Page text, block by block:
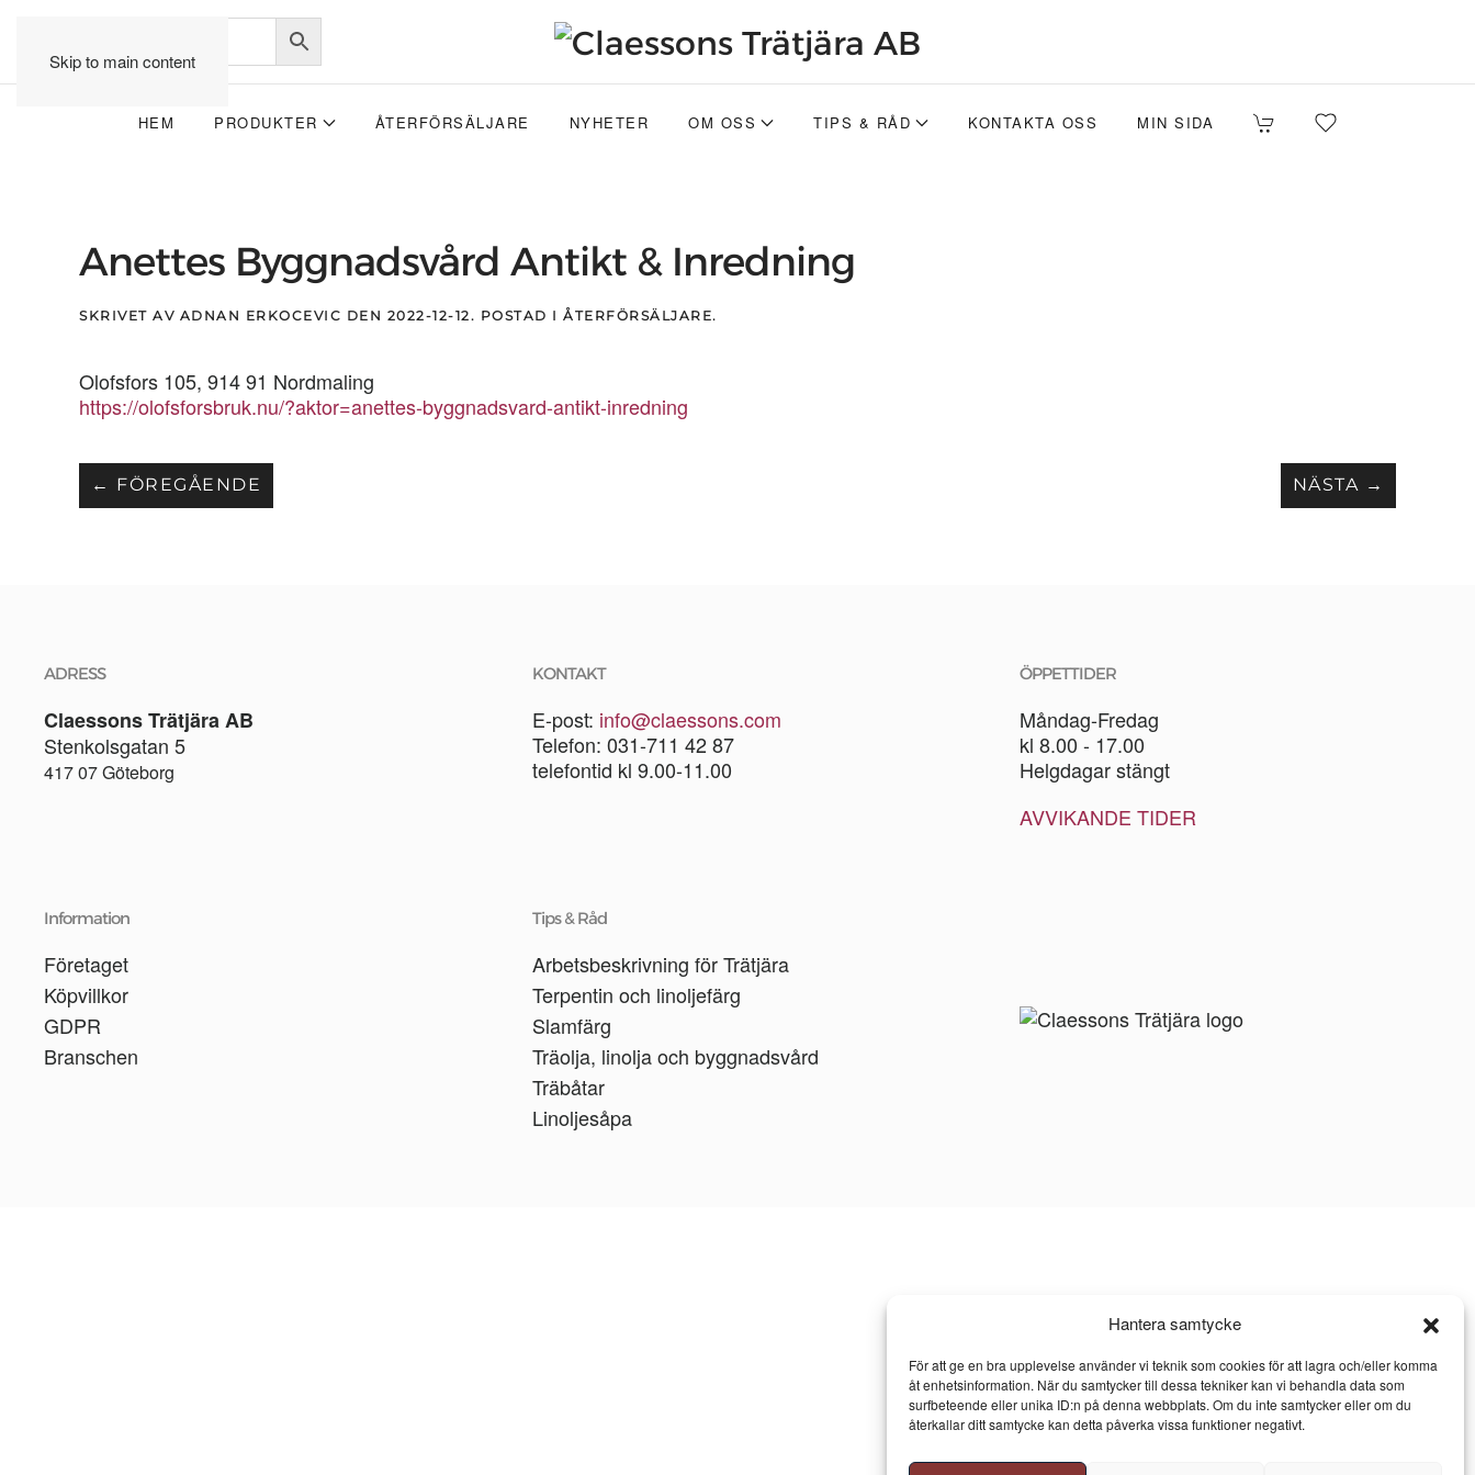
Hantera samtycke
För att ge en bra upplevelse använder vi teknik som cookies för att lagra och/eller komma
åt enhetsinformation. När du samtycker till dessa tekniker kan vi behandla data som
surfbeteende eller unika ID:n på denna webbplats. Om du inte samtycker eller om du
återkallar ditt samtycke kan detta påverka vissa funktioner negativt.
Skip to main content
HEM PRODUKTER ÅTERFÖRSÄLJARE NYHETER OM OSS TIPS & RÅD KONTAKTA OSS MIN SIDA
Anettes Byggnadsvård Antikt & Inredning
SKRIVET AV ADNAN ERKOCEVIC DEN 2022-12-12. POSTAD I ÅTERFÖRSÄLJARE.
Olofsfors 105, 914 91 Nordmaling
https://olofsforsbruk.nu/?aktor=anettes-byggnadsvard-antikt-inredning
← FÖREGÅENDE NÄSTA →
ADRESS
Claessons Trätjära AB
Stenkolsgatan 5
417 07 Göteborg
KONTAKT
E-post: info@claessons.com
Telefon: 031-711 42 87
telefontid kl 9.00-11.00
ÖPPETTIDER
Måndag-Fredag
kl 8.00 - 17.00
Helgdagar stängt
AVVIKANDE TIDER
Information
Företaget
Köpvillkor
GDPR
Branschen
Tips & Råd
Arbetsbeskrivning för Trätjära
Terpentin och linoljefärg
Slamfärg
Träolja, linolja och byggnadsvård
Träbåtar
Linoljesåpa